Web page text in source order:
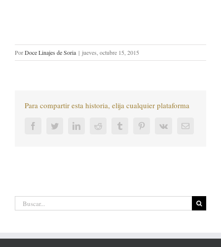
PorDoce Linajes de Soria | jueves, octubre 15, 2015
Para compartir esta historia, elija cualquier plataforma
FacebookTwitterLinkedInReddit Tumblr PinterestVk
Correo
Buscar: